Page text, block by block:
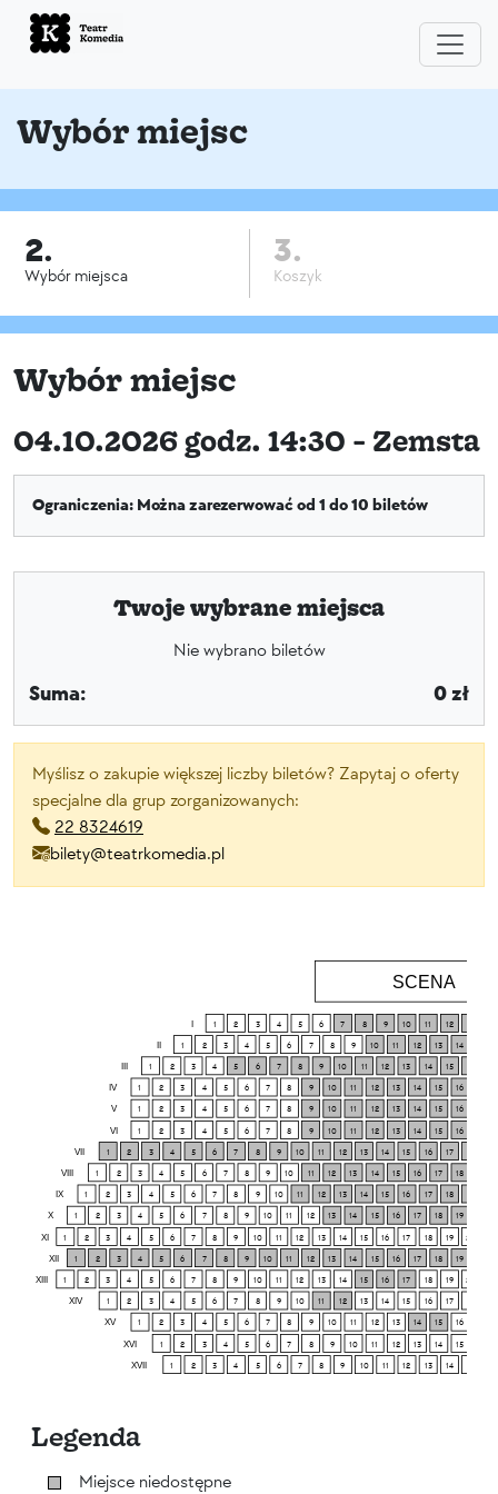
Wybór miejsc
2.
Wybór miejsca
3.
Koszyk
Wybór miejsc
04.10.2026 godz. 14:30 - Zemsta
Ograniczenia: Można zarezerwować od 1 do 10 biletów
Twoje wybrane miejsca
Nie wybrano biletów
Suma: 0 zł
Myślisz o zakupie większej liczby biletów? Zapytaj o oferty
specjalne dla grup zorganizowanych:
22 8324619
bilety@teatrkomedia.pl
I
IV
V
VI
VII
VIII
IX
X
XI
XII
XIII
XIV
XV
XVI
XVII
SCENA
1 2 3 4 5 6 7 8 9 10 11 12
1 2 3 4 5 6 7 8 9 10 11 12 13 14
1 2 3 4 5 6 7 8 9 10 11 12 13 14 15
1 2 3 4 5 6 7 8 9 10 11 12 13 14 15 16
1 2 3 4 5 6 7 8 9 10 11 12 13 14 15 16
1 2 3 4 5 6 7 8 9 10 11 12 13 14 15 16
1 2 3 4 5 6 7 8 9 10 11 12 13 14 15 16 17
1 2 3 4 5 6 7 8 9 10 11 12 13 14 15 16 17 18
1 2 3 4 5 6 7 8 9 10 11 12 13 14 15 16 17 18
1 2 3 4 5 6 7 8 9 10 11 12 13 14 15 16 17 18 19
1 2 3 4 5 6 7 8 9 10 11 12 13 14 15 16 17 18 19 20
1 2 3 4 5 6 7 8 9 10 11 12 13 14 15 16 17 18 19
1 2 3 4 5 6 7 8 9 10 11 12 13 14 15 16 17 18 19 20
1 2 3 4 5 6 7 8 9 10 11 12 13 14 15 16 17
1 2 3 4 5 6 7 8 9 10 11 12 13 14 15 16
1 2 3 4 5 6 7 8 9 10 11 12 13 14 15
1 2 3 4 5 6 7 8 9 10 11 12 13 14
Legenda
Miejsce niedostępne